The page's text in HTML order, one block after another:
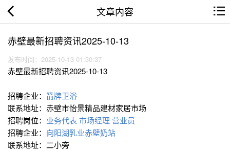
文章内容
赤壁最新招聘资讯2025-10-13
发布时间：2025-10-13 01:30:37
赤壁最新招聘资讯2025-10-13
招聘企业： 箭牌卫浴
联系地址：赤壁市怡景精品建材家居市场
招聘岗位： 业务代表 市场经理 营业员
招聘企业： 向阳湖乳业赤壁奶站
联系地址：二小旁